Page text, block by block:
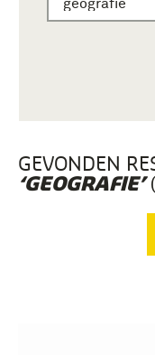
GEVONDEN
‘GEOGRAFIE’